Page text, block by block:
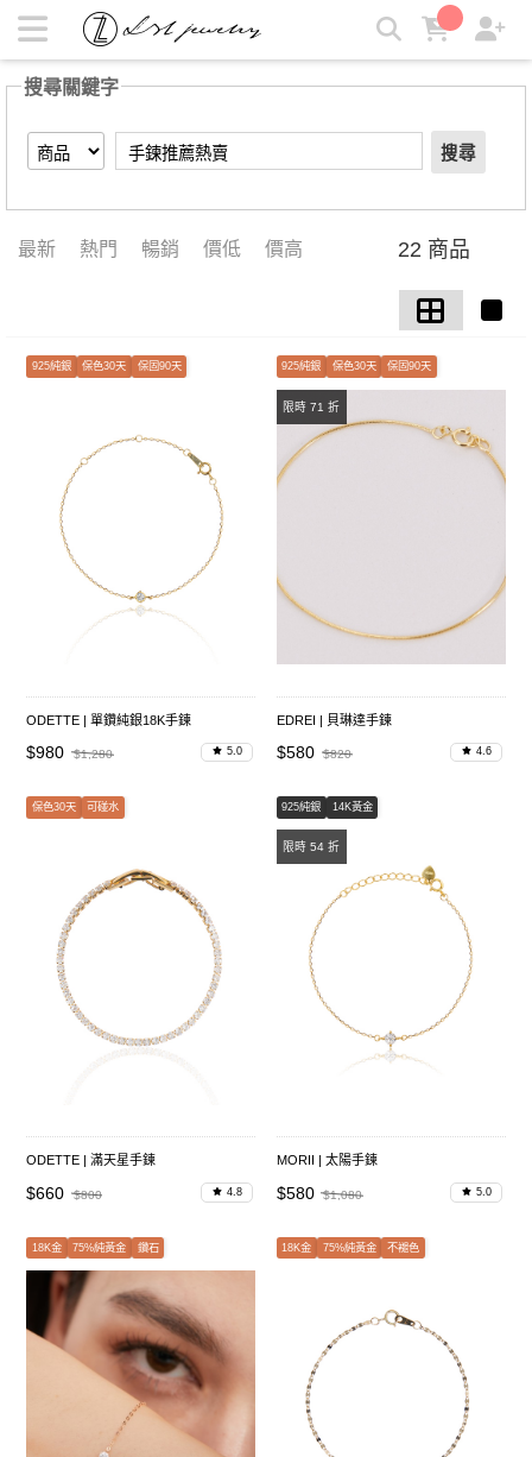
【手鍊推薦熱賣】搜尋結果 | LZL Jewelry 輕珠寶飾品
搜尋關鍵字
搜尋
最新 熱門 暢銷 價低 價高 22 商品
925純銀 保色30天 保固90天
ODETTE | 單鑽純銀18K手鍊
$980 $1,280 5.0
限時 71 折
925純銀 保色30天 保固90天
EDREI | 貝琳達手鍊
$580 $820 4.6
保色30天 可碰水
ODETTE | 滿天星手鍊
$660 $800 4.8
限時 54 折
925純銀 14K黃金
MORII | 太陽手鍊
$580 $1,080 5.0
18K金 75%純黃金 鑽石 18K金 75%純黃金 不褪色